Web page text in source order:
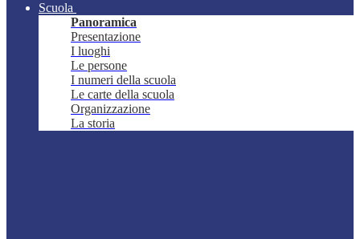
Scuola
Panoramica
Presentazione
I luoghi
Le persone
I numeri della scuola
Le carte della scuola
Organizzazione
La storia